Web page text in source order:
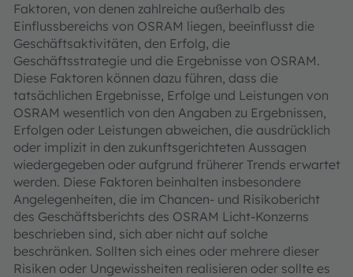
Faktoren, von denen zahlreiche außerhalb des
Einflussbereichs von OSRAM liegen, beeinflusst die
Geschäftsaktivitäten, den Erfolg, die
Geschäftsstrategie und die Ergebnisse von OSRAM.
Diese Faktoren können dazu führen, dass die
tatsächlichen Ergebnisse, Erfolge und Leistungen von
OSRAM wesentlich von den Angaben zu Ergebnissen,
Erfolgen oder Leistungen abweichen, die ausdrücklich
oder implizit in den zukunftsgerichteten Aussagen
wiedergegeben oder aufgrund früherer Trends erwartet
werden. Diese Faktoren beinhalten insbesondere
Angelegenheiten, die im Chancen- und Risikobericht
des Geschäftsberichts des OSRAM Licht-Konzerns
beschrieben sind, sich aber nicht auf solche
beschränken. Sollten sich eines oder mehrere dieser
Risiken oder Ungewissheiten realisieren oder sollte es